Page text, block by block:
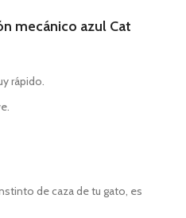
mecánico azul Cat
rápido.
de caza de tu gato, es